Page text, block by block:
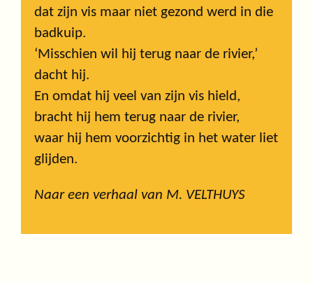
dat zijn vis maar niet gezond werd in die
badkuip.
‘Misschien wil hij terug naar de rivier,’
dacht hij.
En omdat hij veel van zijn vis hield,
bracht hij hem terug naar de rivier,
waar hij hem voorzichtig in het water liet
glijden.
Naar een verhaal van M. VELTHUYS